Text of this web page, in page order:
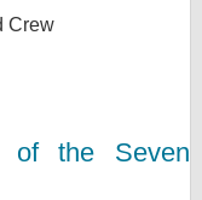
Crew
of the Seven